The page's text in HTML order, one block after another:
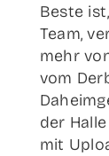
Bes­te
Team,
mehr
vom
der
mit